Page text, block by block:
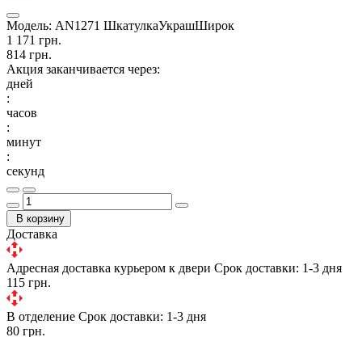
Модель: AN1271 ШкатулкаУкрашШирок
1 171 грн.
814 грн.
Акция заканчивается через:
дней
:
часов
:
минут
:
секунд
В корзину
Доставка
Адресная доставка курьером к двери Срок доставки: 1-3 дня
115 грн.
В отделение Срок доставки: 1-3 дня
80 грн.